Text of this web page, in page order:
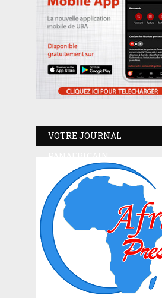
VOTRE JOURNAL